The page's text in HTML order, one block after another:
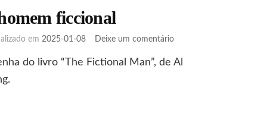
ficcional
em 2025-01-08 Deixe um comentárioem
homem
do livro “The Fictional Man”, de Al